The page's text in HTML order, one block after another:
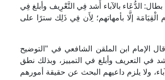
الدُّعَاء بالآباء أَشد فِي التَّعْرِيف وأبلغ فِي
إلَّا بأمهاتهم؛ لِأَن فِي ذَلِك سترًا على
الإمام ابن الملقن الشافعي في "التوضيح
بالآباء أشد في التعريف وأبلغ في التمييز، وبذلك نطق
ولا يلزم داعيهم البحث عن حقيقة أمورهم